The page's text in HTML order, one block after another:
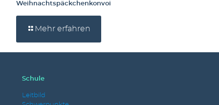
Weihnachtspäckchenkonvoi
Mehr erfahren
Schule
Leitbild